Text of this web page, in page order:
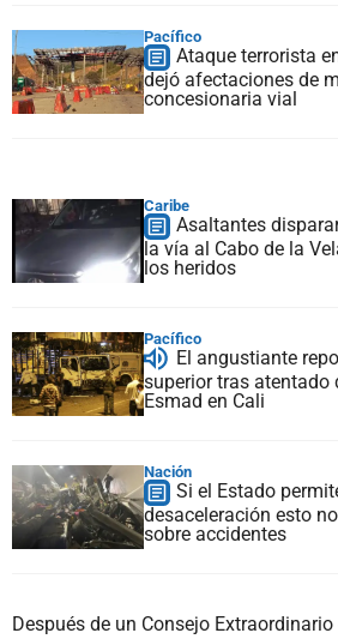
Pacífico
Ataque terrorista
dejó afectaciones de
concesionaria vial
Caribe
Asaltantes
la vía al Cabo de la
los heridos
Pacífico
El angustiante
superior tras atentado
Esmad en Cali
Nación
Si el Estado
desaceleración esto
sobre accidentes
Después de un Consejo